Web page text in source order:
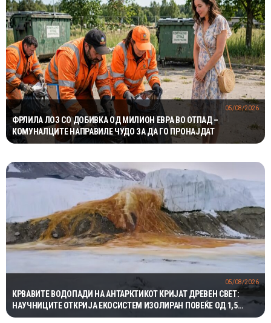
ФРЛИЛА ЛОЗ СО ДОБИВКА ОД МИЛИОН ЕВРА ВО ОТПАД –
КОМУНАЛЦИТЕ НАПРАВИЛЕ ЧУДО ЗА ДА ГО ПРОНАЈДАТ
05/08/2026
КРВАВИТЕ ВОДОПАДИ НА АНТАРКТИКОТ КРИЈАТ ДРЕВЕН СВЕТ:
НАУЧНИЦИТЕ ОТКРИЈА ЕКОСИСТЕМ ИЗОЛИРАН ПОВЕЌЕ ОД 1,5
МИЛИОНИ ГОДИНИ
05/08/2026